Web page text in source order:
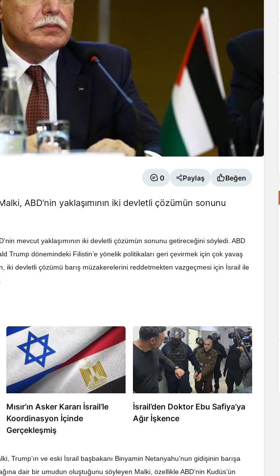
0 Paylaş Beğen
ABD’nin yaklaşımının iki devletli çözümün sonunu
mevcut yaklaşımının iki devletli çözümün sonunu getireceğini söyledi. ABD
Trump dönemindeki Filistin’e yönelik politikaları geri çevirmek için çok yavaş
iki devletli çözümü barış müzakerelerini reddetmekten vazgeçmesi için İsrail ile
Mısır’ın Asker Kararı İsrail’le
Koordinasyon İçinde
Gerçekleşmiş
İsrail’den Doktor Ebu Safiya’ya
Ağır İşkence
Trump’ın ve eski İsrail başbakanı Binyamin Netanyahu’nun gidişinin barışa
dair bir umudun oluştuğunu söyleyen Malki, özellikle ABD’nin Kudüs’ün
Devirmeye mi Çalışıyor?
yıldır Tutuklu